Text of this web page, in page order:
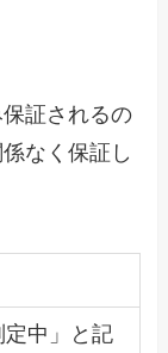
証されるの
なく保証し
中」と記